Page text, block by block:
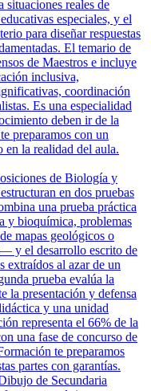
situaciones reales de
especiales, y el
para diseñar respuestas
El temario de
de Maestros e incluye
inclusiva,
coordinación
Es una especialidad
deben ir de la
preparamos con un
en la realidad del aula.
de Biología y
en dos pruebas
una prueba práctica
y bioquímica, problemas
mapas geológicos o
y el desarrollo escrito de
extraídos al azar de un
prueba evalúa la
la presentación y defensa
y una unidad
representa el 66% de la
una fase de concurso de
te preparamos
partes con garantías.
de Secundaria